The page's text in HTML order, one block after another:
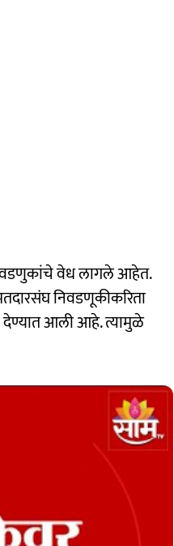
वेध लागले आहेत.
निवडणूकीकरिता
देण्यात आली आहे. त्यामुळे